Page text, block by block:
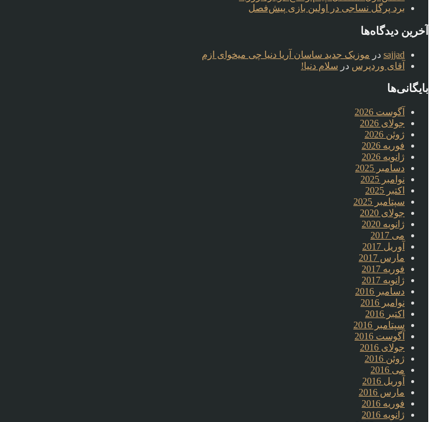
برد پرگل نساجی در اولین بازی پیش‌فصل
آخرین دیدگاه‌ها
sajjad در موزیک جدید ساسان آریا دنیا چی میخوای ازم
آقای وردپرس در سلام دنیا!
بایگانی‌ها
آگوست 2026
جولای 2026
ژوئن 2026
فوریه 2026
ژانویه 2026
دسامبر 2025
نوامبر 2025
اکتبر 2025
سپتامبر 2025
جولای 2020
ژانویه 2020
می 2017
آوریل 2017
مارس 2017
فوریه 2017
ژانویه 2017
دسامبر 2016
نوامبر 2016
اکتبر 2016
سپتامبر 2016
آگوست 2016
جولای 2016
ژوئن 2016
می 2016
آوریل 2016
مارس 2016
فوریه 2016
ژانویه 2016